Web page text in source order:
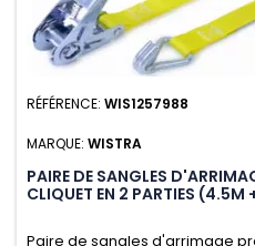
RÉFÉRENCE: WIS1257988
MARQUE: WISTRA
PAIRE DE SANGLES
CLIQUET EN 2 PARTIES
Paire de sangles d'arrimage